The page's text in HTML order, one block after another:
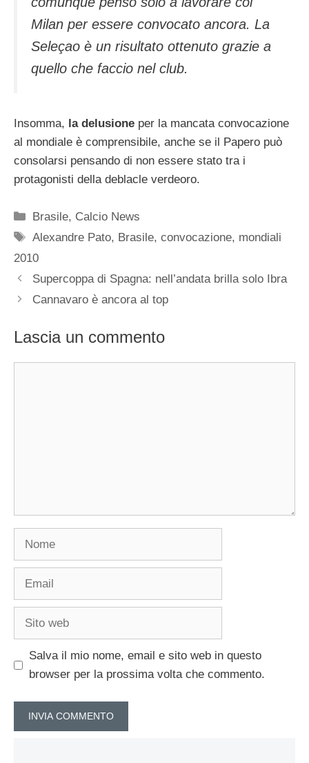
Milan per essere convocato ancora. La
Seleçao è un risultato ottenuto grazie a
quello che faccio nel club.
Insomma, la delusione per la mancata convocazione
al mondiale è comprensibile, anche se il Papero può
consolarsi pensando di non essere stato tra i
protagonisti della deblacle verdeoro.
Categorie
Brasile, Calcio News
Tag
Alexandre Pato, Brasile,convocazione, mondiali
2010
Supercoppa di Spagna: nell’andata brilla solo Ibra
Cannavaro è ancora al top
Lascia un commento
Nome
Email
Sito
Salva il mio nome, email e sito web in questo
browser per la prossima volta che commento.